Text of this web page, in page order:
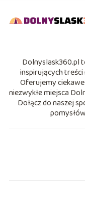
Dolnyslask360.pl
inspirujących
Oferujemy
niezwykłe miejsca
Dołącz do naszej